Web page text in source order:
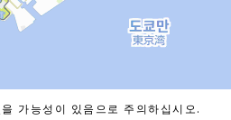
가능성이 있음으로 주의하십시오.